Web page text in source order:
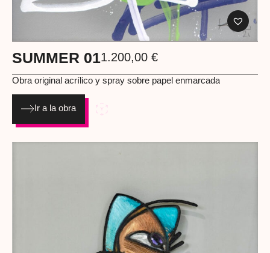
SUMMER 011.200,00 €
Obra original acrílico y spray sobre papel enmarcada
Ir a la obra